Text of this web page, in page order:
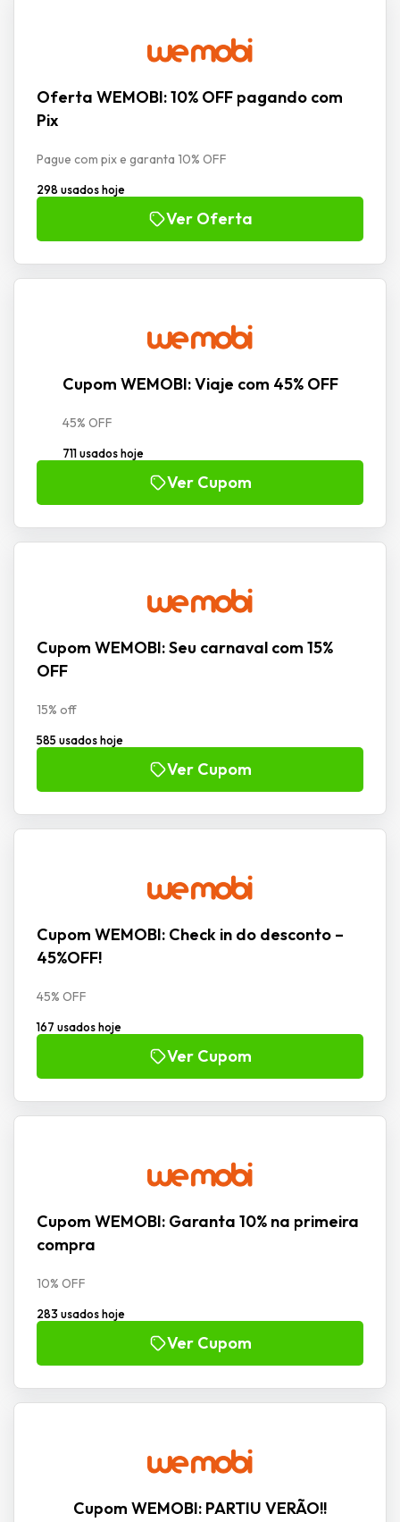
Oferta WEMOBI: 10% OFF pagando com
Pix
Pague com pix e garanta 10% OFF
298 usados hoje
Ver Oferta
Cupom WEMOBI: Viaje com 45% OFF
45% OFF
711 usados hoje
Ver Cupom
Cupom WEMOBI: Seu carnaval com 15%
OFF
15% off
585 usados hoje
Ver Cupom
Cupom WEMOBI: Check in do desconto –
45%OFF!
45% OFF
167 usados hoje
Ver Cupom
Cupom WEMOBI: Garanta 10% na primeira
compra
10% OFF
283 usados hoje
Ver Cupom
Cupom WEMOBI: PARTIU VERÃO!!